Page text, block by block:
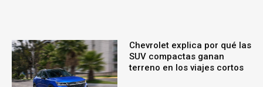
Chevrolet explica por qué las
SUV compactas ganan
terreno en los viajes cortos